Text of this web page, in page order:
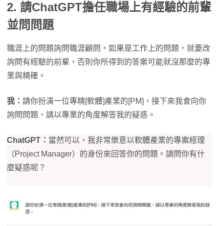
2. 請ChatGPT擔任職場上有經驗的前輩
並問問題
職涯上的問題詢問職涯顧問，如果是工作上的問題，就要改
詢問有經驗的前輩，否則你所得到的答案可能就沒那麼的專
業與精確。
我： 請你扮演一位專精[軟體]產業的[PM]，接下來我會向你
詢問問題，請以專業的角度解答我的疑惑。
ChatGPT： 當然可以，我非常樂意以軟體產業的專案經理
（Project Manager）的身份來回答你的問題。請問你有什
麼疑惑呢？